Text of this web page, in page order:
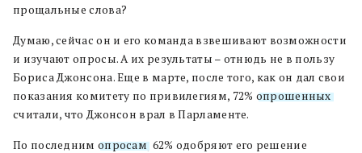
прощальные слова?
Думаю, сейчас он и его команда взвешивают возможности
и изучают опросы. А их результаты – отнюдь не в пользу
Бориса Джонсона. Еще в марте, после того, как он дал свои
показания комитету по привилегиям, 72% опрошенных
считали, что Джонсон врал в Парламенте.
По последним опросам, 62% одобряют его решение